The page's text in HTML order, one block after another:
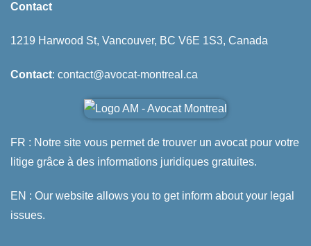
Contact
1219 Harwood St, Vancouver, BC V6E 1S3, Canada
Contact: contact@avocat-montreal.ca
FR : Notre site vous permet de trouver un avocat pour votre
litige grâce à des informations juridiques gratuites.
EN : Our website allows you to get inform about your legal
issues.